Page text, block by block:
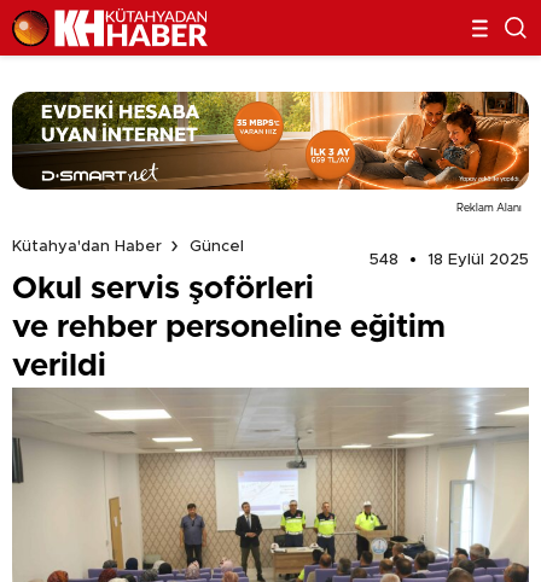
Reklam Alanı
Kütahya'dan Haber
Güncel
548
18 Eylül 2025
Okul servis şoförleri
ve rehber personeline eğitim
verildi